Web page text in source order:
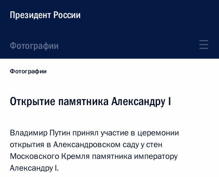
Президент России
Фотографии
Фотографии
Открытие памятника Александру I
Владимир Путин принял участие в церемонии
открытия в Александровском саду у стен
Московского Кремля памятника императору
Александру I.